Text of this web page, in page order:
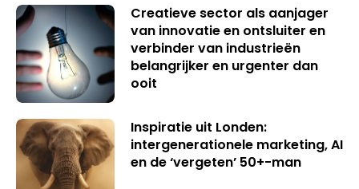
Creatieve sector als aanjager
van innovatie en ontsluiter en
verbinder van industrieën
belangrijker en urgenter dan
ooit
Inspiratie uit Londen:
intergenerationele marketing, AI
en de ‘vergeten’ 50+-man